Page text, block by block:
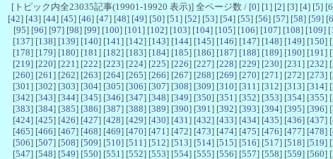
[トピック内全23035記事(19901-19920 表示)] 全ページ数 / [0] [1 ] [2] [3] [4] [5] [6
[42] [43] [44] [45] [46] [47] [48] [49] [50] [51 ] [52] [53] [54] [55] [56] [57] [58] [59] [
[95] [96] [97] [98] [99] [100] [101 ] [102] [103] [104] [105] [106] [107] [108] [109] [
[137] [138] [139] [140] [141 ] [142] [143] [144] [145] [146] [147] [148] [149] [150] [
[178] [179] [180] [181 ] [182] [183] [184] [185] [186] [187] [188] [189] [190] [191 ] [
[219] [220] [221 ] [222] [223] [224] [225] [226] [227] [228] [229] [230] [231 ] [232] [
[260] [261 ] [262] [263] [264] [265] [266] [267] [268] [269] [270] [271 ] [272] [273] [
[301 ] [302] [303] [304] [305] [306] [307] [308] [309] [310] [311 ] [312] [313] [314] [
[342] [343] [344] [345] [346] [347] [348] [349] [350] [351 ] [352] [353] [354] [355] [
[383] [384] [385] [386] [387] [388] [389] [390] [391 ] [392] [393] [394] [395] [396] [
[424] [425] [426] [427] [428] [429] [430] [431 ] [432] [433] [434] [435] [436] [437] [
[465] [466] [467] [468] [469] [470] [471 ] [472] [473] [474] [475] [476] [477] [478] [
[506] [507] [508] [509] [510] [511 ] [512] [513] [514] [515] [516] [517] [518] [519] [
[547] [548] [549] [550] [551 ] [552] [553] [554] [555] [556] [557] [558] [559] [560] [